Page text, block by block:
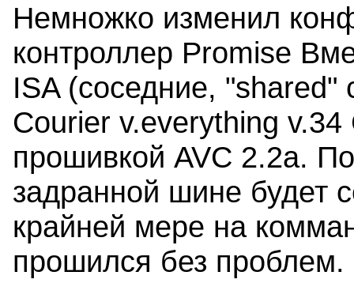
Немножко изменил
контроллер Promise
ISA (соседние,
Courier v.everything
прошивкой AVC 2.2a.
задранной шине будет
крайней мере на
прошился без